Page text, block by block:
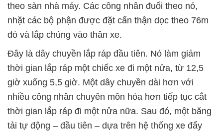
theo sàn nhà máy. Các công nhân đuổi theo nó,
nhặt các bộ phận được đặt cẩn thận dọc theo 76m
đó và lắp chúng vào thân xe.
Đây là dây chuyền lắp ráp đầu tiên. Nó làm giảm
thời gian lắp ráp một chiếc xe đi một nửa, từ 12,5
giờ xuống 5,5 giờ. Một dây chuyền dài hơn với
nhiều công nhân chuyên môn hóa hơn tiếp tục cắt
thời gian lắp ráp đi một nửa nữa. Sau đó, một băng
tải tự động – đầu tiên – dựa trên hệ thống xe đẩy